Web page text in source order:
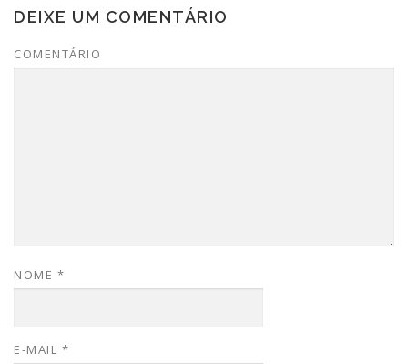
DEIXE UM COMENTÁRIO
COMENTÁRIO
NOME *
E-MAIL *